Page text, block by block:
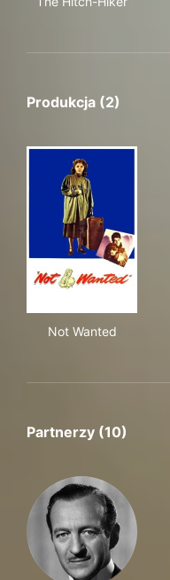
Produkcja (2)
Not Wanted
Partnerzy (10)